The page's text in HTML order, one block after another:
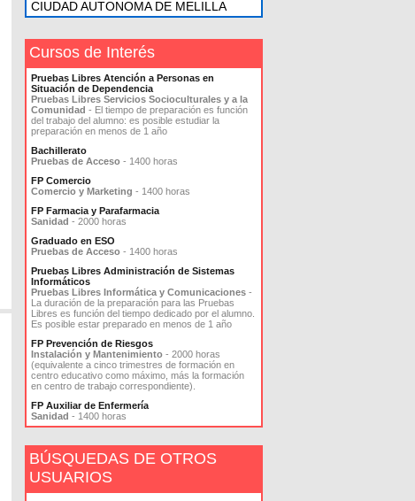
CIUDAD AUTONOMA DE MELILLA
Cursos de Interés
Pruebas Libres Atención a Personas en
Situación de Dependencia
Pruebas Libres Servicios Socioculturales y a la
Comunidad - El tiempo de preparación es función
del trabajo del alumno: es posible estudiar la
preparación en menos de 1 año
Bachillerato
Pruebas de Acceso - 1400 horas
FP Comercio
Comercio y Marketing - 1400 horas
FP Farmacia y Parafarmacia
Sanidad - 2000 horas
Graduado en ESO
Pruebas de Acceso - 1400 horas
Pruebas Libres Administración de Sistemas
Informáticos
Pruebas Libres Informática y Comunicaciones -
La duración de la preparación para las Pruebas
Libres es función del tiempo dedicado por el alumno.
Es posible estar preparado en menos de 1 año
FP Prevención de Riesgos
Instalación y Mantenimiento - 2000 horas
(equivalente a cinco trimestres de formación en
centro educativo como máximo, más la formación
en centro de trabajo correspondiente).
FP Auxiliar de Enfermería
Sanidad - 1400 horas
BÚSQUEDAS DE OTROS
USUARIOS